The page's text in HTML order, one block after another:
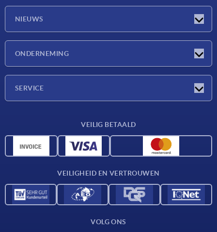
NIEUWS
ONDERNEMING
SERVICE
CAD-gegevens
VEILIG BETAALD
VEILIGHEID EN VERTROUWEN
VOLG ONS